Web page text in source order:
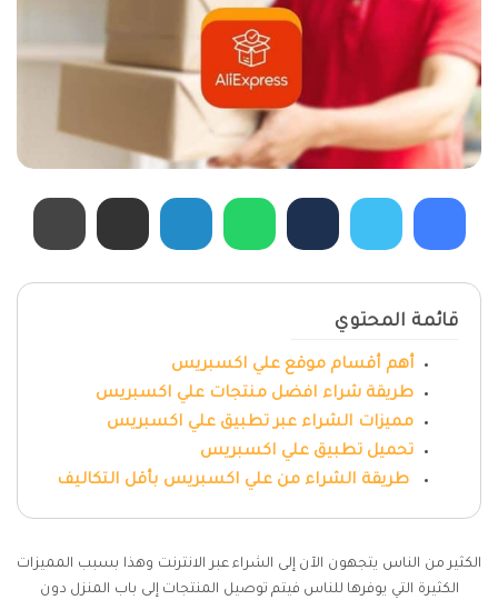
قائمة المحتوي
أهم أقسام موقع علي اكسبريس
طريقة شراء افضل منتجات علي اكسبريس
مميزات الشراء عبر تطبيق علي اكسبريس
تحميل تطبيق علي اكسبريس
طريقة الشراء من علي اكسبريس بأقل التكاليف
الكثير من الناس يتجهون الآن إلى الشراء عبر الانترنت وهذا بسبب المميزات
الكثيرة التي يوفرها للناس فيتم توصيل المنتجات إلى باب المنزل دون